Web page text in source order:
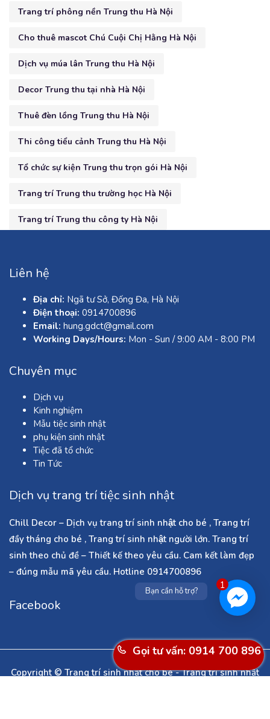
Trang trí phông nền Trung thu Hà Nội
Cho thuê mascot Chú Cuội Chị Hằng Hà Nội
Dịch vụ múa lân Trung thu Hà Nội
Decor Trung thu tại nhà Hà Nội
Thuê đèn lồng Trung thu Hà Nội
Thi công tiểu cảnh Trung thu Hà Nội
Tổ chức sự kiện Trung thu trọn gói Hà Nội
Trang trí Trung thu trường học Hà Nội
Trang trí Trung thu công ty Hà Nội
Liên hệ
Địa chỉ: Ngã tư Sở, Đống Đa, Hà Nội
Điện thoại: 0914700896
Email: hung.gdct@gmail.com
Working Days/Hours: Mon - Sun / 9:00 AM - 8:00 PM
Chuyên mục
Dịch vụ
Kinh nghiệm
Mẫu tiệc sinh nhật
phụ kiện sinh nhật
Tiệc đã tổ chức
Tin Tức
Dịch vụ trang trí tiệc sinh nhật
Chill Decor – Dịch vụ trang trí sinh nhật cho bé , Trang trí
đầy tháng cho bé , Trang trí sinh nhật người lớn. Trang trí
sinh theo chủ đề – Thiết kế theo yêu cầu. Cam kết làm đẹp
– đúng mẫu mã yêu cầu. Hotline 0914700896
Facebook
Copyright © Trang trí sinh nhật cho bé - Trang trí sinh nhật
Gọi tư vấn: 0914 700 896
1
Bạn cần hỗ trợ?